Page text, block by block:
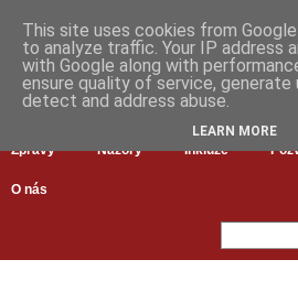
Zprávy Názory Inkluze
O nás
This site uses cookies from
to analyze traffic. Your IP address
with Google along with
ensure quality of service,
detect and address abuse.
LEARN MORE